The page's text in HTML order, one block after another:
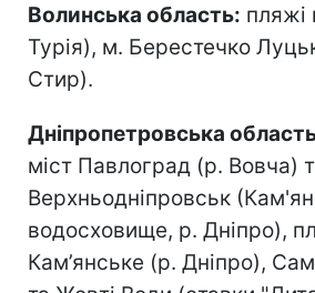
Волинська область: пляжі
Турія), м. Берестечко
Стир).
Дніпропетровська
міст Павлоград (р. Вовча)
Верхньодніпровськ
водосховище, р. Дніпро),
Кам’янське (р. Дніпро),